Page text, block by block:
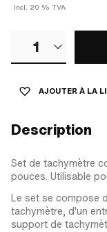
Incl. 20 % TVA
1
AJOUTER À LA
Description
Set de tachymètre
pouces. Utilisable
Le set se compose
tachymètre, d'un
support de